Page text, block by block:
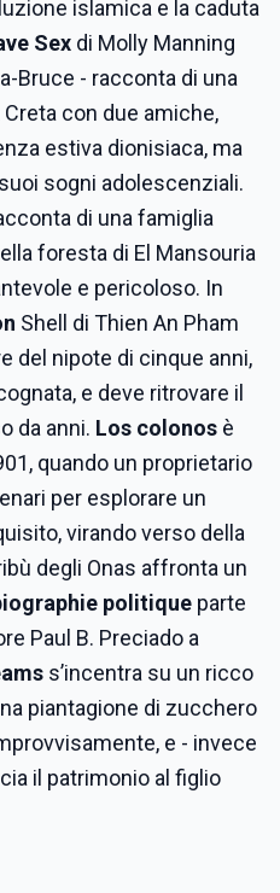
islamica e la caduta
Sex di Molly Manning
Bruce - racconta di una
con due amiche,
estiva dionisiaca, ma
sogni adolescenziali.
di una famiglia
foresta di El Mansouria
e pericoloso. In
Shell di Thien An Pham
del nipote di cinque anni,
e deve ritrovare il
da anni. Los colonos è
quando un proprietario
per esplorare un
virando verso della
degli Onas affronta un
politique parte
Paul B. Preciado a
s’incentra su un ricco
piantagione di zucchero
e - invece
il patrimonio al figlio